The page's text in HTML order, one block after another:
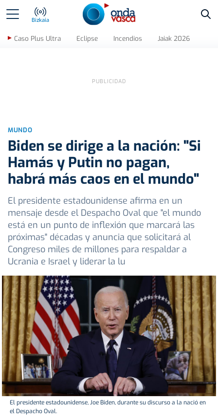
Bizkaia
Caso Plus Ultra Eclipse Incendios Jaiak 2026
MUNDO
Biden se dirige a la nación: "Si
Hamás y Putin no pagan,
habrá más caos en el mundo"
El presidente estadounidense afirma en un
mensaje desde el Despacho Oval que "el mundo
está en un punto de inflexión que marcará las
próximas" décadas y anuncia que solicitará al
Congreso miles de millones para respaldar a
Ucrania e Israel y liderar la lu
El presidente estadounidense, Joe Biden, durante su discurso a la nació en
el Despacho Oval.